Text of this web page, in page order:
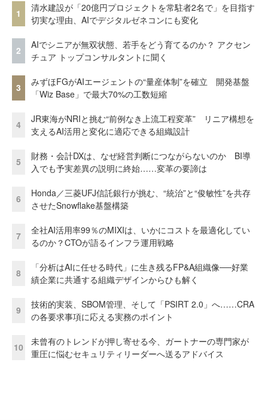
1
清水建設が「20億円プロジェクトを常駐者2名で」を目指す
切実な理由、AIでデジタルゼネコンにも変化
2
AIでシニアが無双状態、若手をどう育てるのか？ アクセン
チュア トップコンサルタントに聞く
3
みずほFGがAIエージェントの“量産体制”を確立 開発基盤
「Wiz Base」で最大70%の工数短縮
4
JR東海がNRIと挑む“前例なき上流工程変革” リニア構想を
支えるAI活用と変化に適応できる組織設計
5
財務・会計DXは、なぜ経営判断につながらないのか BI導
入でも予実差異の説明に終始……変革の要諦は
6
Honda／三菱UFJ信託銀行が挑む、“統治”と“俊敏性”を共存
させたSnowflake基盤構築
7
全社AI活用率99％のMIXIは、いかにコストを最適化してい
るのか？CTOが語るインフラ運用戦略
8
「分析はAIに任せる時代」に生き残るFP&A組織像──好業
績企業に共通する組織デザインからひも解く
9
技術的実装、SBOM管理、そして「PSIRT 2.0」へ……CRA
の各要求事項に応える実務のポイント
10
未曾有のトレンドが押し寄せる今、ガートナーの専門家が
重圧に悩むセキュリティリーダーへ送るアドバイス